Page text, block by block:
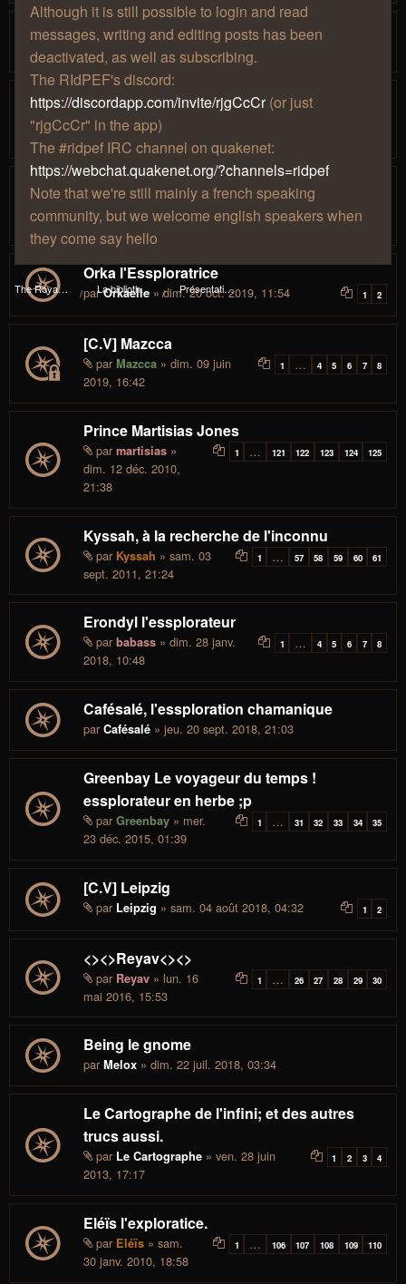
Although it is still possible to login and read
messages, writing and editing posts has been
deactivated, as well as subscribing.
The RIdPEF's discord:
https://discordapp.com/invite/rjgCcCr(or just
"rjgCcCr" in the app)
The #ridpef IRC channel on quakenet:
https://webchat.quakenet.org/?channels=ridpef
Note that we're still mainly a french speaking
community, but we welcome english speakers when
they come say hello
The Royal I.d.P. Essploring Fundation La bibliothèque du manoir Von Mortekaï Présentations et avancée des essplorateurs
Ainz l'essplorateur du dimanche !
par Ainz » mar. 09 juin 2020, 03:30
Mennethil le nouveau dans l'essplo !
parMennethil
juil. 2018, 03:40
Helvete, l'essploration démoniaque !
…
» dim. 09 juin
2019, 03:35
Orka l'Essploratrice
1 2
parOrkaelle » dim. 20 oct. 2019, 11:54
[C.V] Mazcca
1 … 4 5 6 7 8
par Mazcca » dim. 09 juin
2019, 16:42
Prince Martisias Jones
1 … 121 122 123 124 125
par martisias »
dim. 12 déc. 2010,
21:38
Kyssah, à la recherche de l'inconnu
1 … 57 58 59 60 61
par Kyssah » sam. 03
sept. 2011, 21:24
Erondyl l'essplorateur
1 … 4 5 6 7 8
par babass » dim. 28 janv.
2018, 10:48
Cafésalé, l'essploration chamanique
par Cafésalé » jeu. 20 sept. 2018, 21:03
Greenbay Le voyageur du temps !
essplorateur en herbe ;p
1 … 31 32 33 34 35
par Greenbay » mer.
23 déc. 2015, 01:39
[C.V] Leipzig
1 2
par Leipzig » sam. 04 août 2018, 04:32
<><>Reyav<><>
1 … 26 27 28 29 30
par Reyav » lun. 16
mai 2016, 15:53
Being le gnome
par Melox » dim. 22 juil. 2018, 03:34
Le Cartographe de l'infini; et des autres
trucs aussi.
1 2 3 4
par Le Cartographe » ven. 28 juin
2013, 17:17
Eléïs l'exploratice.
1 … 106 107 108 109 110
par Eléïs » sam.
30 janv. 2010, 18:58